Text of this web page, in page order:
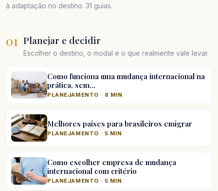
à adaptação no destino. 31 guias.
01 Planejar e decidir
Escolher o destino, o modal e o que realmente vale levar.
Como funciona uma mudança internacional na
prática, sem…
PLANEJAMENTO · 8 MIN
Melhores países para brasileiros emigrar
PLANEJAMENTO · 5 MIN
Como escolher empresa de mudança
internacional com critério
PLANEJAMENTO · 5 MIN